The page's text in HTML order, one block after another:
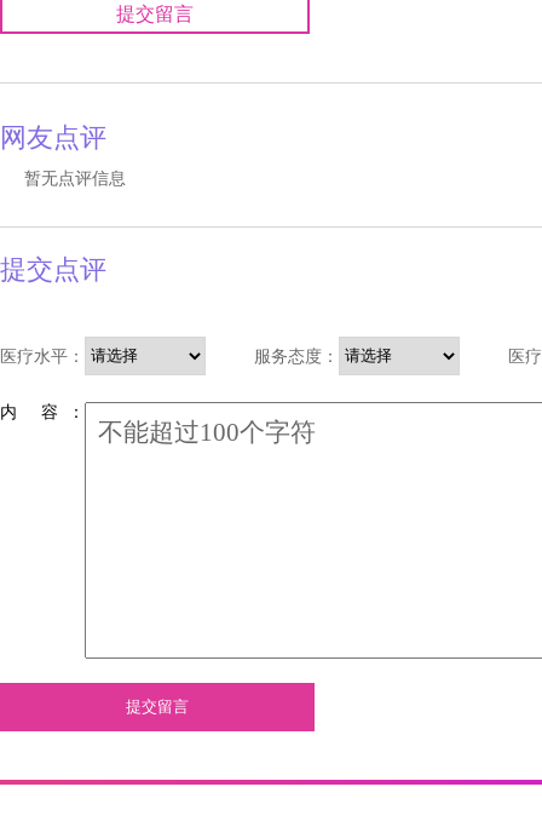
提交留言
网友点评
暂无点评信息
提交点评
医疗水平： 服务态度： 医
内 容 ：
提交留言